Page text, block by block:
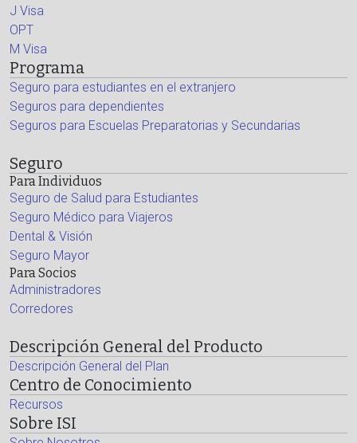
J Visa
OPT
M Visa
Programa
Seguro para estudiantes en el extranjero
Seguros para dependientes
Seguros para Escuelas Preparatorias y Secundarias
Seguro
Para Individuos
Seguro de Salud para Estudiantes
Seguro Médico para Viajeros
Dental & Visión
Seguro Mayor
Para Socios
Administradores
Corredores
Descripción General del Producto
Descripción General del Plan
Centro de Conocimiento
Recursos
Sobre ISI